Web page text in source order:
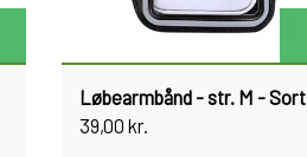
Løbearmbånd - str. M - Sort
39,00 kr.